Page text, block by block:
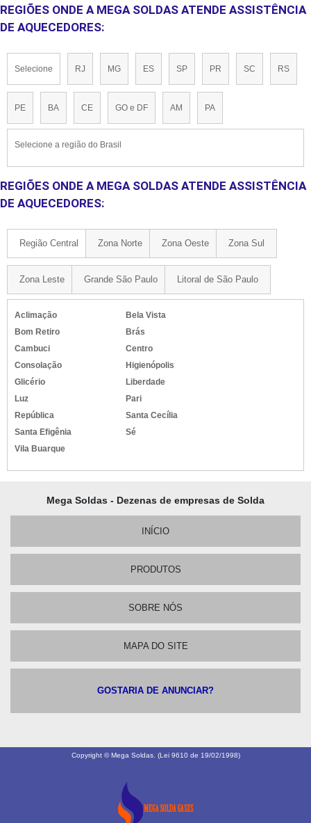
REGIÕES ONDE A MEGA SOLDAS ATENDE ASSISTÊNCIA
DE AQUECEDORES:
Selecione RJ MG ES SP PR SC RS
PE BA CE GO e DF AM PA
Selecione a região do Brasil
REGIÕES ONDE A MEGA SOLDAS ATENDE ASSISTÊNCIA
DE AQUECEDORES:
Região Central Zona Norte Zona Oeste Zona Sul
Zona Leste Grande São Paulo Litoral de São Paulo
Aclimação
Bela Vista
Bom Retiro
Brás
Cambuci
Centro
Consolação
Higienópolis
Glicério
Liberdade
Luz
Pari
República
Santa Cecília
Santa Efigênia
Sé
Vila Buarque
Mega Soldas - Dezenas de empresas de Solda
INÍCIO
PRODUTOS
SOBRE NÓS
MAPA DO SITE
GOSTARIA DE ANUNCIAR?
Copyright © Mega Soldas. (Lei 9610 de 19/02/1998)